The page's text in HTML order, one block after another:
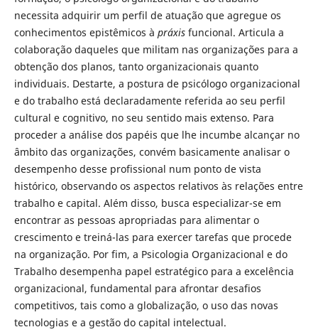
necessita adquirir um perfil de atuação que agregue os
conhecimentos epistêmicos à práxisfuncional. Articula a
colaboração daqueles que militam nas organizações para a
obtenção dos planos, tanto organizacionais quanto
individuais. Destarte, a postura de psicólogo organizacional
e do trabalho está declaradamente referida ao seu perfil
cultural e cognitivo, no seu sentido mais extenso. Para
proceder a análise dos papéis que lhe incumbe alcançar no
âmbito das organizações, convém basicamente analisar o
desempenho desse profissional num ponto de vista
histórico, observando os aspectos relativos às relações entre
trabalho e capital. Além disso, busca especializar-se em
encontrar as pessoas apropriadas para alimentar o
crescimento e treiná-las para exercer tarefas que procede
na organização. Por fim, a Psicologia Organizacional e do
Trabalho desempenha papel estratégico para a excelência
organizacional, fundamental para afrontar desafios
competitivos, tais como a globalização, o uso das novas
tecnologias e a gestão do capital intelectual.